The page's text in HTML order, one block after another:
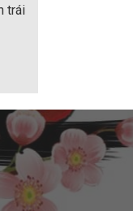
trái